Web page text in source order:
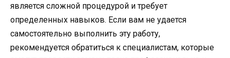
является сложной процедурой и требует
определенных навыков. Если вам не удается
самостоятельно выполнить эту работу,
рекомендуется обратиться к специалистам, которые